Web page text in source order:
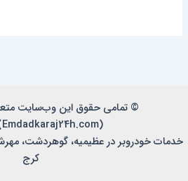
© تمامی حقوق این وب‌سایت
(Emdadkaraj24h.com) می‌باشد.
خدمات خودروبر در عظیمیه، گوهردشت،
کرج